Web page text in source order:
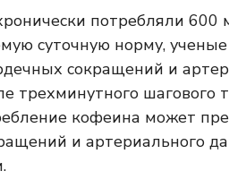
потребляли 600
суточную норму,
сокращений и
трехминутного шагового
кофеина может
и артериального